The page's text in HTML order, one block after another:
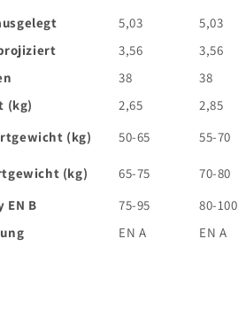
5,03
5,03
3,56
3,56
38
38
(kg)
2,65
2,85
(kg)
50-65 55-70
(kg) 65-75
70-80
EN B
75-95
80-100
EN A EN A